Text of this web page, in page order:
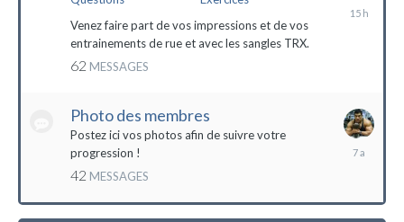
Venez faire part de vos impressions et de vos
entrainements de rue et avec les sangles TRX.
62 MESSAGES
Photo des membres
Postez ici vos photos afin de suivre votre
progression !
42 MESSAGES
18